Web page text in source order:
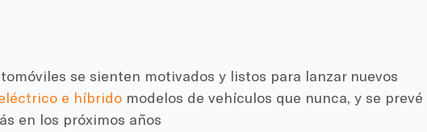
se sienten motivados y listos para lanzar nuevos
e híbridomodelos de vehículos que nunca, y se prevé
en los próximos años